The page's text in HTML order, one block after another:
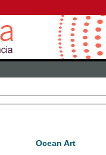
Ocean Art